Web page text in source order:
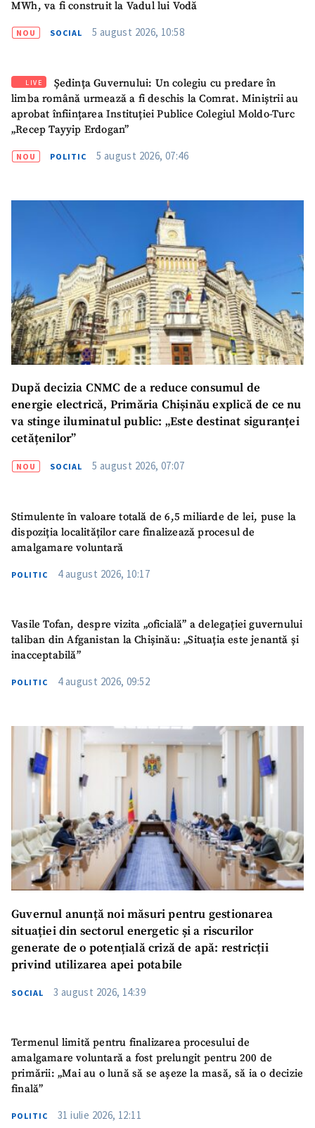
MWh, va fi construit la Vadul lui Vodă
NOU SOCIAL 5 august 2026, 10:58
LIVE
Ședința Guvernului: Un colegiu cu predare în
limba română urmează a fi deschis la Comrat. Miniștrii au
aprobat înființarea Instituției Publice Colegiul Moldo-Turc
„Recep Tayyip Erdogan”
NOU POLITIC 5 august 2026, 07:46
După decizia CNMC de a reduce consumul de
energie electrică, Primăria Chișinău explică de ce nu
va stinge iluminatul public: „Este destinat siguranței
cetățenilor”
NOU SOCIAL 5 august 2026, 07:07
Stimulente în valoare totală de 6,5 miliarde de lei, puse la
dispoziția localităților care finalizează procesul de
amalgamare voluntară
POLITIC 4 august 2026, 10:17
Vasile Tofan, despre vizita „oficială” a delegației guvernului
taliban din Afganistan la Chișinău: „Situația este jenantă și
inacceptabilă”
POLITIC 4 august 2026, 09:52
Guvernul anunță noi măsuri pentru gestionarea
situației din sectorul energetic și a riscurilor
generate de o potențială criză de apă: restricții
privind utilizarea apei potabile
SOCIAL 3 august 2026, 14:39
Termenul limită pentru finalizarea procesului de
amalgamare voluntară a fost prelungit pentru 200 de
primării: „Mai au o lună să se așeze la masă, să ia o decizie
finală”
POLITIC 31 iulie 2026, 12:11